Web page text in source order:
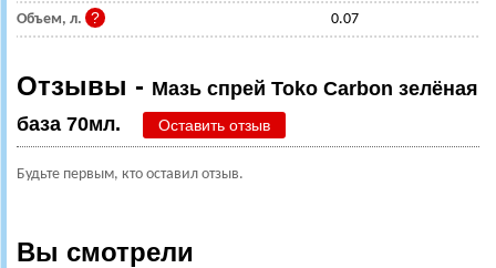
Объем, л. 0.07
Отзывы - Мазь спрей Toko Carbon зелёная
база 70мл.
Оставить отзыв
Будьте первым, кто оставил отзыв.
Вы смотрели